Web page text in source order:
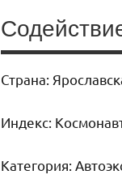
Страна:
Индекс:
Категория: